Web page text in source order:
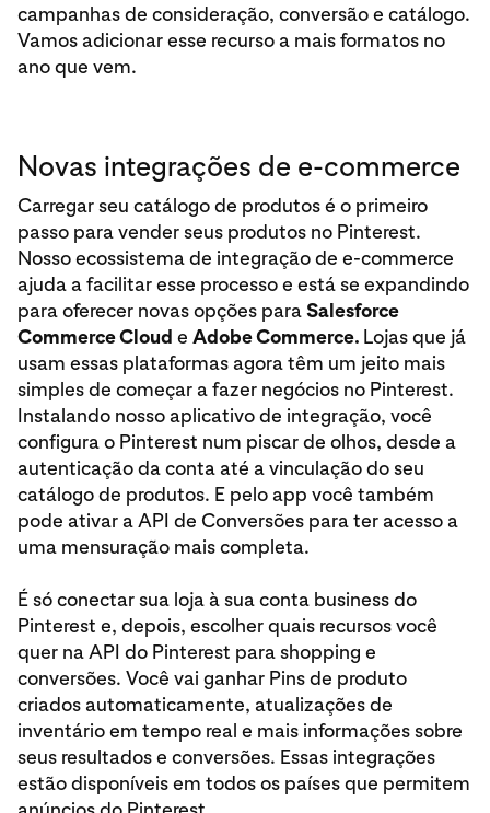
campanhas de consideração, conversão e catálogo.
Vamos adicionar esse recurso a mais formatos no
ano que vem.
Novas integrações de e-commerce
Carregar seu catálogo de produtos é o primeiro
passo para vender seus produtos no Pinterest.
Nosso ecossistema de integração de e-commerce
ajuda a facilitar esse processo e está se expandindo
para oferecer novas opções paraSalesforce
Commerce Cloud e Adobe Commerce. Lojas que já
usam essas plataformas agora têm um jeito mais
simples de começar a fazer negócios no Pinterest.
Instalando nosso aplicativo de integração, você
configura o Pinterest num piscar de olhos, desde a
autenticação da conta até a vinculação do seu
catálogo de produtos. E pelo app você também
pode ativar a API de Conversões para ter acesso a
uma mensuração mais completa.
É só conectar sua loja à sua conta business do
Pinterest e, depois, escolher quais recursos você
quer na API do Pinterest para shopping e
conversões. Você vai ganhar Pins de produto
criados automaticamente, atualizações de
inventário em tempo real e mais informações sobre
seus resultados e conversões. Essas integrações
estão disponíveis em todos os países que permitem